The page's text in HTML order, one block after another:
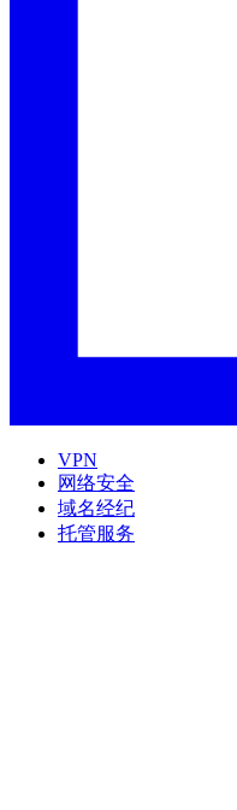
VPN
网络安全
域名经纪
托管服务